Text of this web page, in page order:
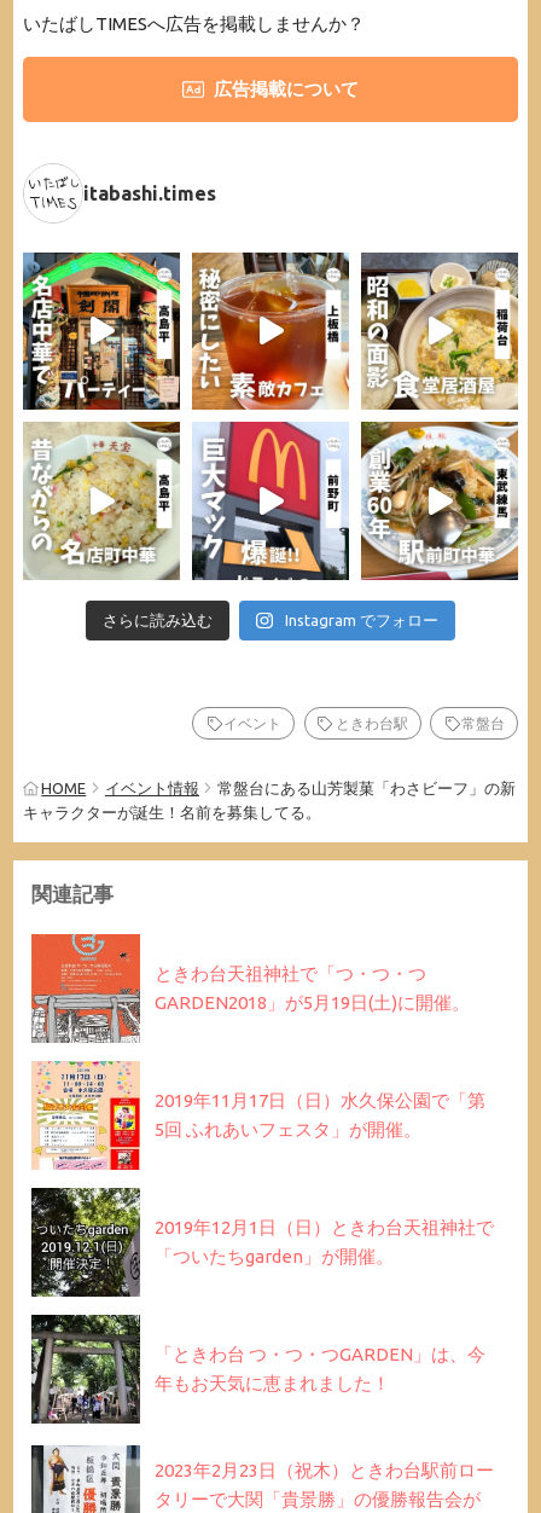
いたばしTIMESへ広告を掲載しませんか？
広告掲載について
itabashi.times
さらに読み込む Instagram でフォロー
イベント ときわ台駅 常盤台
HOME イベント情報
常盤台にある山芳製菓「わさビーフ」の新
キャラクターが誕生！名前を募集してる。
関連記事
ときわ台天祖神社で「つ・つ・つ
GARDEN2018」が5月19日(土)に開催。
2019年11月17日（日）水久保公園で「第
5回 ふれあいフェスタ」が開催。
2019年12月1日（日）ときわ台天祖神社で
「ついたちgarden」が開催。
「ときわ台 つ・つ・つGARDEN」は、今
年もお天気に恵まれました！
2023年2月23日（祝木）ときわ台駅前ロー
タリーで大関「貴景勝」の優勝報告会が